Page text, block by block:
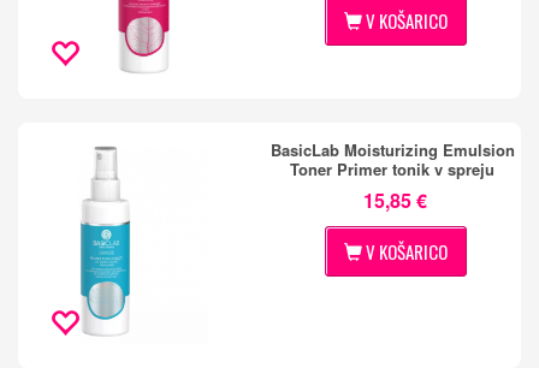
V KOŠARICO
BasicLab Moisturizing Emulsion
Toner Primer tonik v spreju
15,85 €
V KOŠARICO